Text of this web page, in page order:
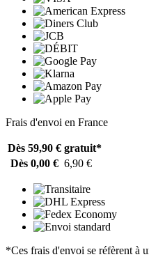
Frais d'envoi en France
Dès 59,90 € gratuit*
Dès 0,00 € 6,90 €
*Ces frais d'envoi se réfèrent à